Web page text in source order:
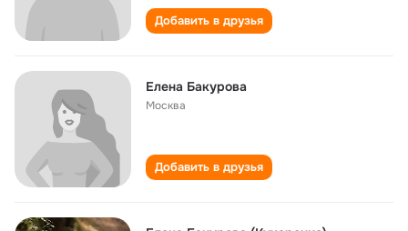
Добавить в друзья
Елена Бакурова
Москва
Добавить в друзья